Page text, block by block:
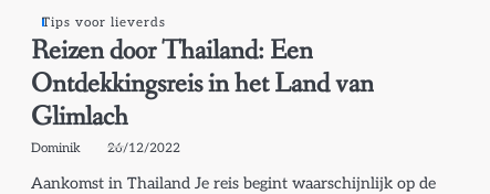
Tips voor lieverds
Reizen door Thailand: Een
Ontdekkingsreis in het Land van
Glimlach
Dominik 26/12/2022
Aankomst in Thailand Je reis begint waarschijnlijk op de